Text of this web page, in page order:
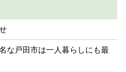
な戸田市は一人暮らしにも最